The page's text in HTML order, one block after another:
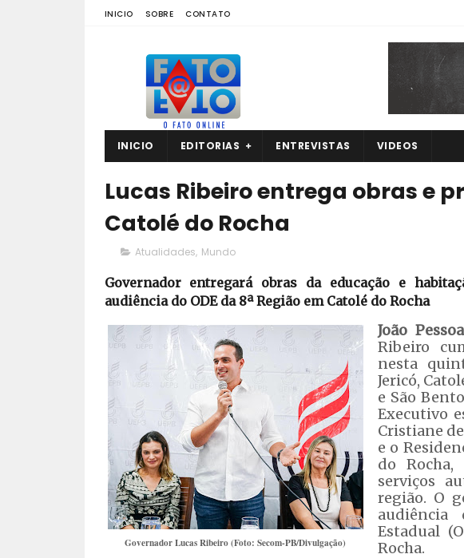
INICIO SOBRE CONTATO
INICIO EDITORIAS ENTREVISTAS VIDEOS
Lucas Ribeiro entrega obras e
Catolé do Rocha
Atualidades, Mundo
Governador entregará obras da educação e
audiência do ODE da 8ª Região em Catolé do Rocha
Governador Lucas Ribeiro (Foto: Secom-PB/Divulgação)
João
Ribeiro
nesta
Jericó,
e São
Executivo
Cristiane
e o
do
serviços
região. O
audiência
Estadual
Rocha.